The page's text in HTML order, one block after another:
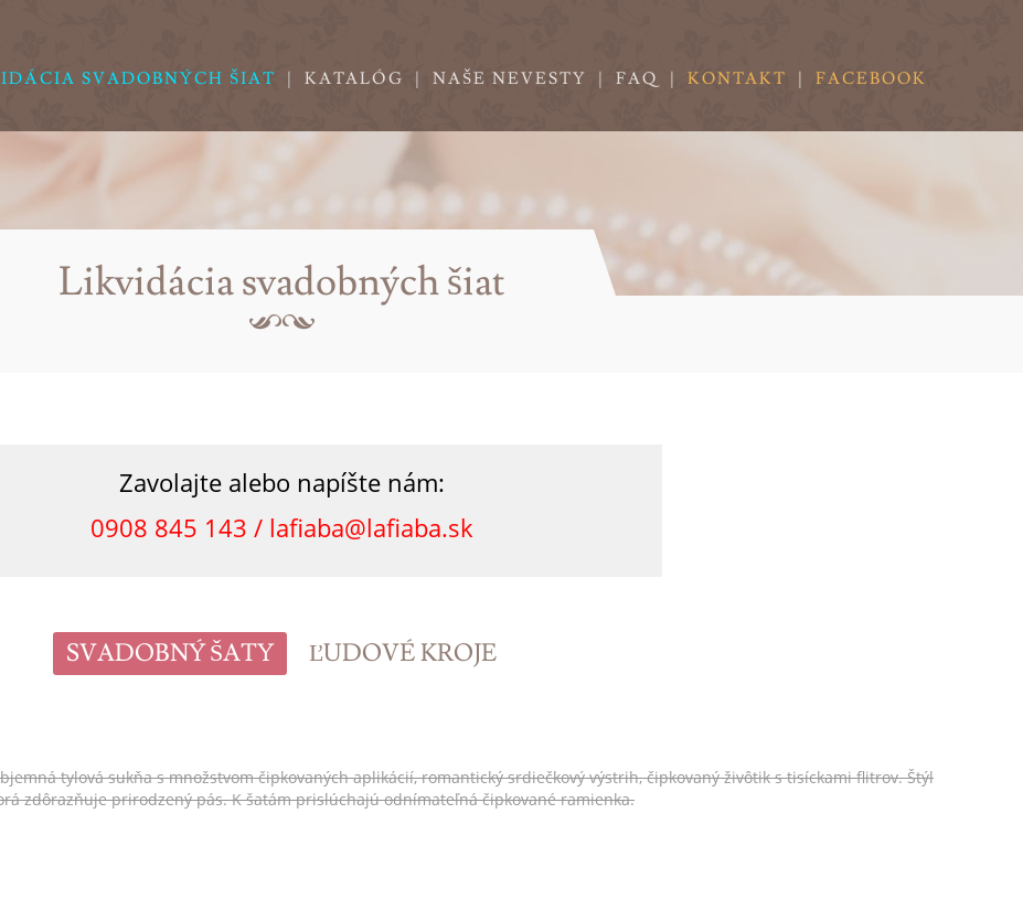
SVADOBNÝCH ŠIAT | KATALÓG | NAŠE NEVESTY | FAQ | KONTAKT | FACEBOOK
Likvidácia svadobných šiat
Zavolajte alebo napíšte nám:
0908 845 143 / lafiaba@lafiaba.sk
SVADOBNÝ ŠATY ĽUDOVÉ KROJE
tylová sukňa s množstvom čipkovaných aplikácií, romantický srdiečkový výstrih, čipkovaný živôtik s tisíckami flitrov. Štýl
zdôrazňuje prirodzený pás. K šatám prislúchajú odnímateľná čipkované ramienka.